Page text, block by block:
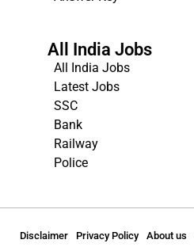
All India Jobs
All India Jobs
Latest Jobs
SSC
Bank
Railway
Police
Disclaimer Privacy Policy About us